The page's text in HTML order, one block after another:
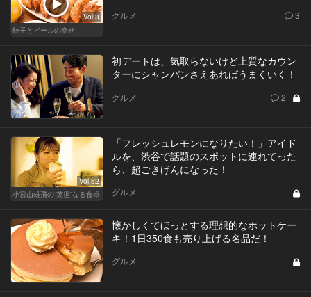
Vol.3
餃子とビールの幸せ
グルメ 3
初デートは、気取らないけど上質なカウン
ターにシャンパンさえあればうまくいく！
グルメ 2
Vol.52
小宮山雄飛の“英世”なる食卓
「フレッシュレモンになりたい！」アイド
ルを、渋谷で話題のスポットに連れてった
ら、超ごきげんになった！
グルメ
懐かしくてほっとする理想的なホットケー
キ！1日350食も売り上げる名品だ！
グルメ